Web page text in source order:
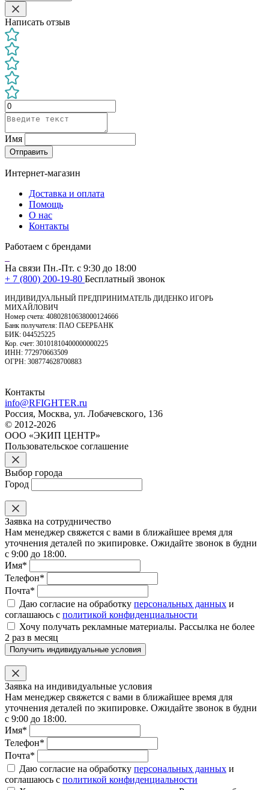
Написать отзыв
Имя
Отправить
Интернет-магазин
Доставка и оплата
Помощь
О нас
Контакты
Работаем с брендами
На связи Пн.-Пт. с 9:30 до 18:00
+ 7 (800) 200-19-80 Бесплатный звонок
ИНДИВИДУАЛЬНЫЙ ПРЕДПРИНИМАТЕЛЬ ДИДЕНКО ИГОРЬ
МИХАЙЛОВИЧ
Номер счета: 40802810638000124666
Банк получателя: ПАО СБЕРБАНК
БИК: 044525225
Кор. счет: 30101810400000000225
ИНН: 772970663509
ОГРН: 308774628700883
Контакты
info@RFIGHTER.ru
Россия, Москва, ул. Лобачевского, 136
© 2012-2026
ООО «ЭКИП ЦЕНТР»
Пользовательское соглашение
Выбор города
Город
Заявка на сотрудничество
Нам менеджер свяжется с вами в ближайшее время для
уточнения деталей по экипировке. Ожидайте звонок в будни
с 9:00 до 18:00.
Имя*
Телефон*
Почта*
Даю согласие на обработку персональных данных и
соглашаюсь с политикой конфиденциальности
Хочу получать рекламные материалы. Рассылка не более
2 раз в месяц
Получить индивидуальные условия
Заявка на индивидуальные условия
Нам менеджер свяжется с вами в ближайшее время для
уточнения деталей по экипировке. Ожидайте звонок в будни
с 9:00 до 18:00.
Имя*
Телефон*
Почта*
Даю согласие на обработку персональных данных и
соглашаюсь с политикой конфиденциальности